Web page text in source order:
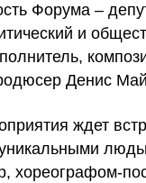
Форума –
и
Денис
ждет
хореографом-